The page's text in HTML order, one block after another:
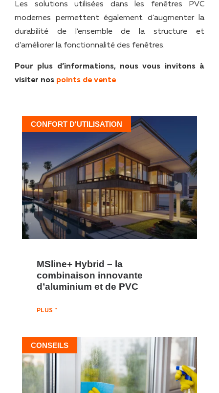
Les solutions utilisées dans les fenêtres PVC
modernes permettent également d’augmenter la
durabilité de l’ensemble de la structure et
d’améliorer la fonctionnalité des fenêtres.
Pour plus d’informations, nous vous invitons à
visiter nos points de vente
CONFORT D'UTILISATION
MSline+ Hybrid – la
combinaison innovante
d’aluminium et de PVC
PLUS "
CONSEILS